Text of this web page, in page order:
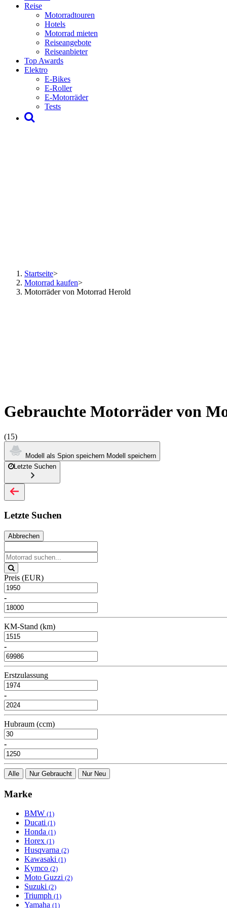
Reise
Motorradtouren
Hotels
Motorrad mieten
Reiseangebote
Reiseanbieter
Top Awards
Elektro
E-Bikes
E-Roller
E-Motorräder
Tests
Startseite>
Motorrad kaufen>
Motorräder von Motorrad Herold
Gebrauchte Motorräder von
(15)
Modell als Spion speichern Modell speichern
Letzte Suchen
Letzte Suchen
Abbrechen
Preis (EUR)
-
KM-Stand (km)
-
Erstzulassung
-
Hubraum (ccm)
-
Alle Nur Gebraucht Nur Neu
Marke
BMW (1)
Ducati (1)
Honda (1)
Horex (1)
Husqvarna (2)
Kawasaki (1)
Kymco (2)
Moto Guzzi (2)
Suzuki (2)
Triumph (1)
Yamaha (1)